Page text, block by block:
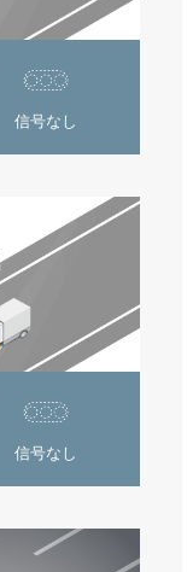
信号なし
信号なし